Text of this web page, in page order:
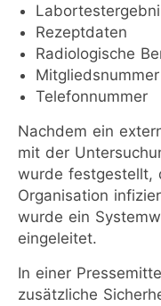
Rezeptdaten
Radiologische
Mitgliedsnummer
Telefonnummer
Nachdem ein
mit der
wurde festgestellt,
Organisation
wurde ein
eingeleitet.
In einer
zusätzliche